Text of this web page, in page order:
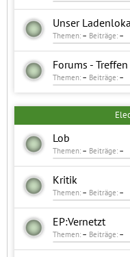
Unser
Themen: – Beiträge: –
Forums - Treffen
Themen: – Beiträge: –
Lob
Themen: – Beiträge: –
Kritik
Themen: – Beiträge: –
EP:Vernetzt
Themen: – Beiträge: –